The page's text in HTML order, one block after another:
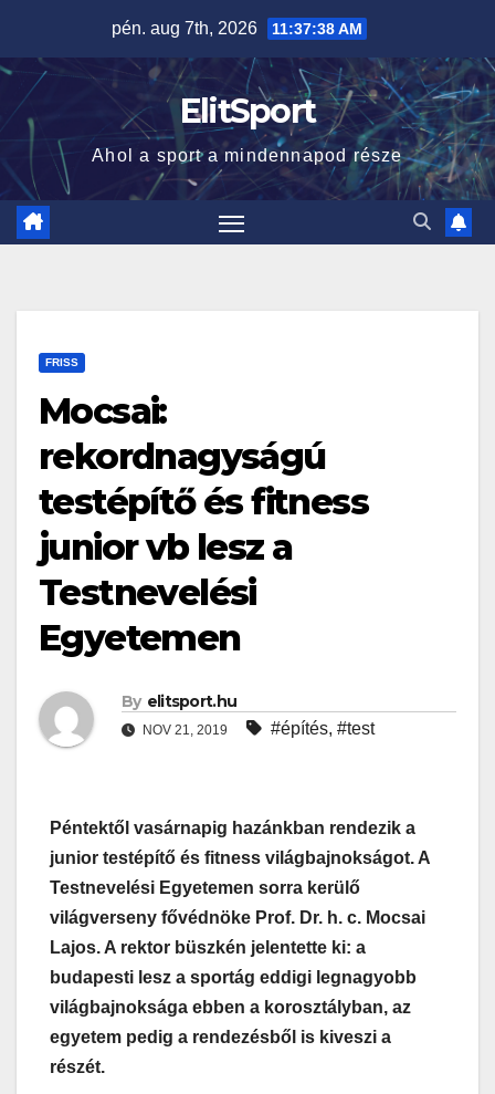
content
pén. aug 7th, 2026 11:37:39 AM
ElitSport
Ahol a sport a mindennapod része
FRISS
Mocsai:
rekordnagyságú
testépítő és fitness
junior vb lesz a
Testnevelési
Egyetemen
By elitsport.hu
NOV 21, 2019 #építés, #test
Péntektől vasárnapig hazánkban rendezik a
junior testépítő és fitness világbajnokságot. A
Testnevelési Egyetemen sorra kerülő
világverseny fővédnöke Prof. Dr. h. c. Mocsai
Lajos. A rektor büszkén jelentette ki: a
budapesti lesz a sportág eddigi legnagyobb
világbajnoksága ebben a korosztályban, az
egyetem pedig a rendezésből is kiveszi a
részét.